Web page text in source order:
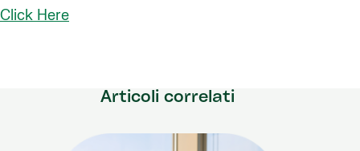
Click Here
Articoli correlati